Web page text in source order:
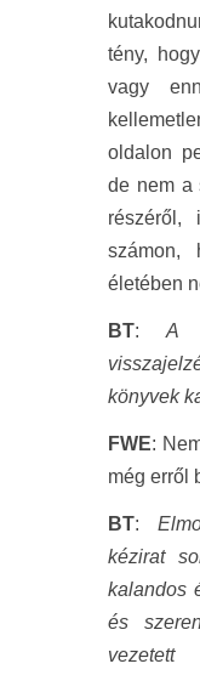
tény,
vagy
oldalon
de nem a
részéről,
számon,
életében
BT:A
könyvek
FWE:
még erről
BT:
kézirat
kalandos
és